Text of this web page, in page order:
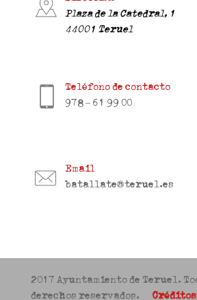
Plaza de la Catedral, 1
44001 Teruel
Teléfono de contacto
978 – 61 99 00
Email
batallate@teruel.es
2017 Ayuntamiento de Teruel.
derechos reservados.
Créditos